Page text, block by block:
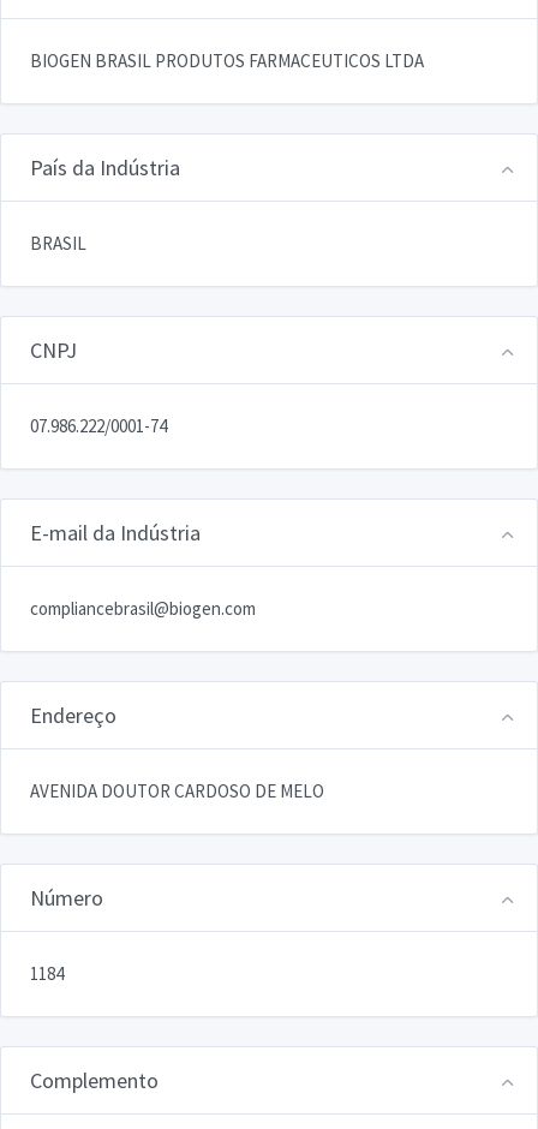
BIOGEN BRASIL PRODUTOS FARMACEUTICOS LTDA
País da Indústria
BRASIL
CNPJ
07.986.222/0001-74
E-mail da Indústria
compliancebrasil@biogen.com
Endereço
AVENIDA DOUTOR CARDOSO DE MELO
Número
1184
Complemento